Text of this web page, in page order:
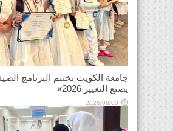
جامعة الكويت تختتم البرنامج
يصنع التغيير 2026»
2026/08/03